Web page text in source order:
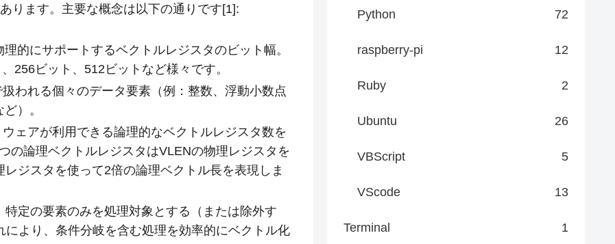
ります。主要な概念は以下の通りです[1]:
的にサポートするベクトルレジスタのビット幅。
256ビット、512ビットなど様々です。
われる個々のデータ要素（例：整数、浮動小数点
）。
ウェアが利用できる論理的なベクトルレジスタ数を
の論理ベクトルレジスタはVLENの物理レジスタを
ジスタを使って2倍の論理ベクトル長を表現しま
定の要素のみを処理対象とする（または除外す
より、条件分岐を含む処理を効率的にベクトル化
Python 72
raspberry-pi 12
Ruby 2
Ubuntu 26
VBScript 5
VScode 13
Terminal 1